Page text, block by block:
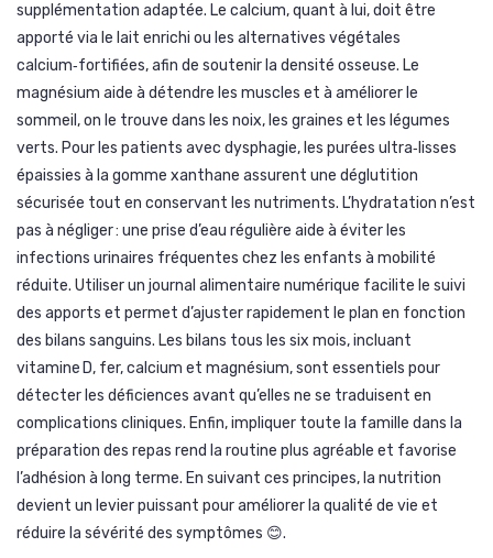
supplémentation adaptée. Le calcium, quant à lui, doit être
apporté via le lait enrichi ou les alternatives végétales
calcium‑fortifiées, afin de soutenir la densité osseuse. Le
magnésium aide à détendre les muscles et à améliorer le
sommeil, on le trouve dans les noix, les graines et les légumes
verts. Pour les patients avec dysphagie, les purées ultra‑lisses
épaissies à la gomme xanthane assurent une déglutition
sécurisée tout en conservant les nutriments. L’hydratation n’est
pas à négliger : une prise d’eau régulière aide à éviter les
infections urinaires fréquentes chez les enfants à mobilité
réduite. Utiliser un journal alimentaire numérique facilite le suivi
des apports et permet d’ajuster rapidement le plan en fonction
des bilans sanguins. Les bilans tous les six mois, incluant
vitamine D, fer, calcium et magnésium, sont essentiels pour
détecter les déficiences avant qu’elles ne se traduisent en
complications cliniques. Enfin, impliquer toute la famille dans la
préparation des repas rend la routine plus agréable et favorise
l’adhésion à long terme. En suivant ces principes, la nutrition
devient un levier puissant pour améliorer la qualité de vie et
réduire la sévérité des symptômes 😊.